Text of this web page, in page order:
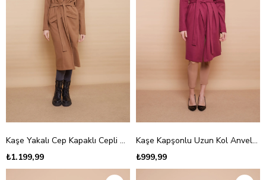
Kaşe Yakalı Cep Kapaklı Cepli Uzun Kaban -Camel
₺1.199,99
Kaşe Kapşonlu Uzun Kol Anvelop Kruvaze Bağcıklı Cepli Kaban -Vişne
₺999,99